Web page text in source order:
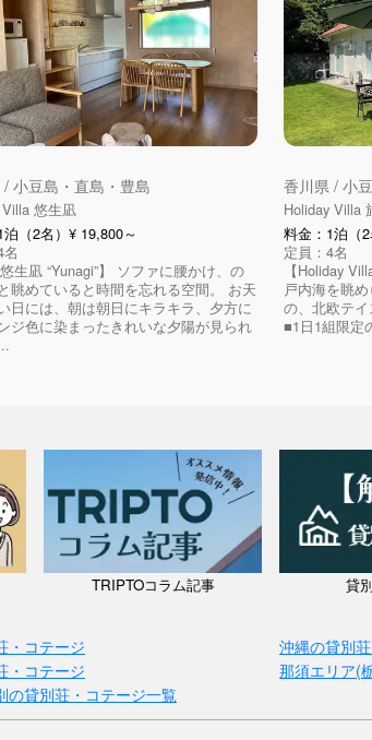
小豆島・直島・豊島
悠生凪
（2名）¥ 19,800～
悠生凪 “Yunagi”】 ソファに腰かけ、の
眺めていると時間を忘れる空間。 お天
日には、朝は朝日にキラキラ、夕方に
ジ色に染まったきれいな夕陽が見られ
香川県 / 小
Holiday Villa
料金：1泊（
定員：4名
【Holiday
戸内海を眺
の、北欧テ
■1日1組限定
TRIPTOコラム記事 貸
・コテージ 沖縄の貸別
・コテージ 那須エリア(
の貸別荘・コテージ一覧